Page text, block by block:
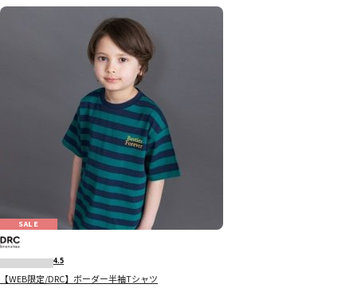
SALE
4.5
【WEB限定/DRC】ボーダー半袖Tシャツ